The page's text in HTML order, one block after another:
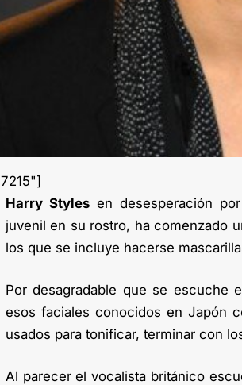
Harry Styles en desesperación
juvenil en su rostro, ha comenzado
los que se incluye hacerse
Por desagradable que se escuche
esos faciales conocidos en Japón
usados para tonificar, terminar con
Al parecer el vocalista británico